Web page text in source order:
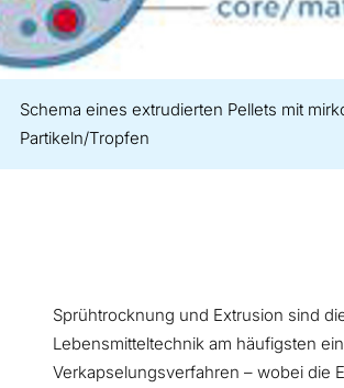
Schema eines extrudierten Pellets mit
Partikeln/Tropfen
Sprühtrocknung und Extrusion sind
Lebensmitteltechnik am häufigsten
Verkapselungsverfahren – wobei die